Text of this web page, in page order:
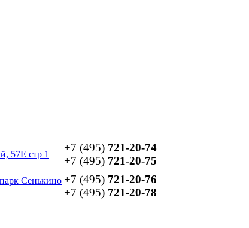
57Е стр 1
+7 (495) 721-20-74
+7 (495) 721-20-75
Сенькино +7 (495) 721-20-76
+7 (495) 721-20-78